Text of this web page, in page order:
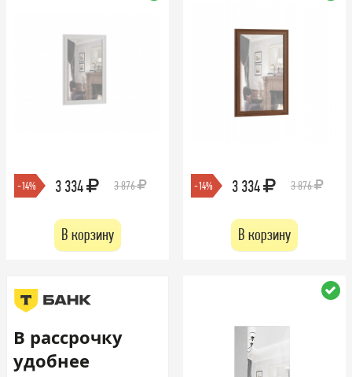
-14% 3 334 3 876
В корзину
-14% 3 334 3 876
В корзину
В рассрочку
удобнее